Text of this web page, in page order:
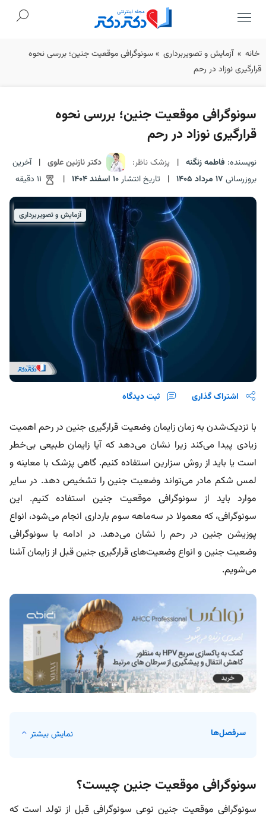
Skip
to
خانه » آزمایش و تصویربرداری »سونوگرافی موقعیت جنین؛ بررسی نحوه
قرارگیری نوزاد در رحم
سونوگرافی موقعیت جنین؛ بررسی نحوه
قرارگیری نوزاد در رحم
نویسنده: فاطمه زنگنه | پزشک ناظر: دکتر نازنین علوی | آخرین
بروزرسانی 17 مرداد 1405 | تاریخ انتشار10 اسفند 1404 |
آزمایش و تصویربرداری
اشتراک گذاری ثبت دیدگاه
با نزدیک‌شدن به زمان زایمان وضعیت قرارگیری جنین در رحم اهمیت
زیادی پیدا می‌کند زیرا نشان می‌دهد که آیا زایمان طبیعی بی‌خطر
است یا باید از روش سزارین استفاده کنیم. گاهی پزشک با معاینه و
لمس شکم مادر می‌تواند وضعیت جنین را تشخیص دهد. در سایر
موارد باید از سونوگرافی موقعیت جنین استفاده کنیم. این
سونوگرافی، که معمولا در سه‌ماهه سوم بارداری انجام می‌شود، انواع
پوزیشن جنین در رحم را نشان می‌دهد. در ادامه با سونوگرافی
وضعیت جنین و انواع وضعیت‌های قرارگیری جنین قبل از زایمان آشنا
می‌شویم.
سرفصل‌ها نمایش بیشتر
سونوگرافی موقعیت جنین چیست؟
سونوگرافی موقعیت جنین نوعی سونوگرافی قبل از تولد است که